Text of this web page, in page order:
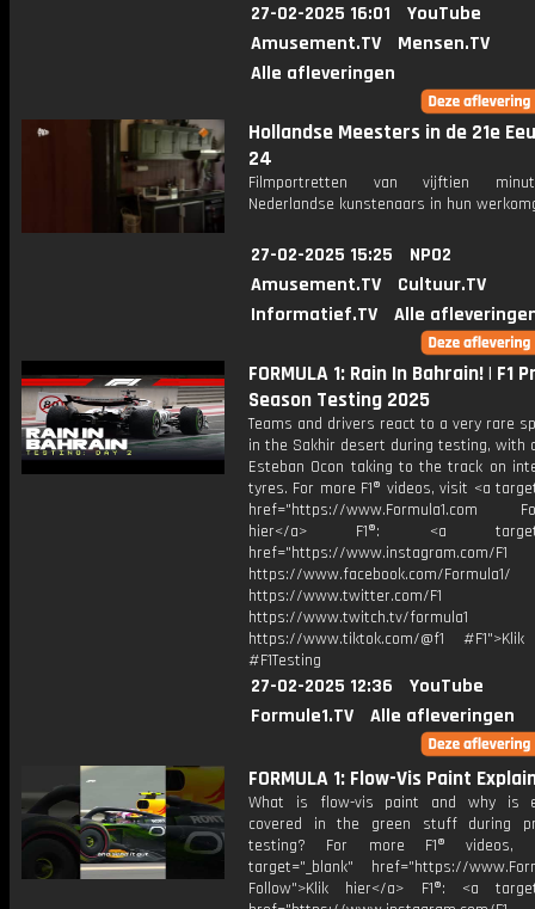
27-02-2025 16:01
YouTube
Amusement.TV
Mensen.TV
Alle afleveringen
Hollandse Meesters in de 21e
24
Filmportretten van vijftien
Nederlandse kunstenaars in hun
27-02-2025 15:25
NPO2
Amusement.TV
Cultuur.TV
Informatief.TV
Alle
FORMULA 1: Rain In Bahrain! | F1
Season Testing 2025
Teams and drivers react to a very rare
in the Sakhir desert during testing, with
Esteban Ocon taking to the track on
tyres. For more F1® videos, visit <a
href="https://www.Formula1.com
hier</a> F1®: <a
href="https://www.instagram.com/F1
https://www.facebook.com/Formula1/
https://www.twitter.com/F1
https://www.twitch.tv/formula1
https://www.tiktok.com/@f1
#F1Testing
27-02-2025 12:36
YouTube
Formule1.TV
Alle afleveringen
FORMULA 1: Flow-Vis Paint
What is flow-vis paint and why is
covered in the green stuff during
testing? For more F1® videos,
target="_blank" href="https://
Follow">Klik hier</a> F1®: <a